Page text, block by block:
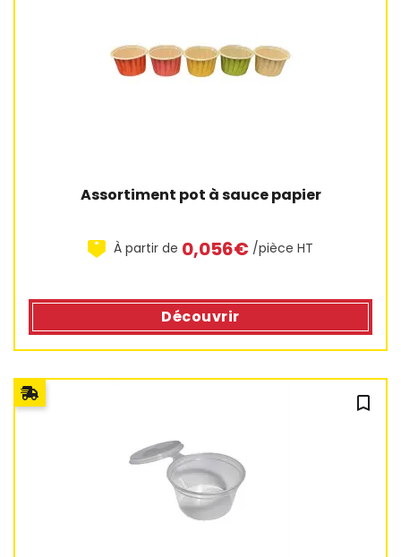
Assortiment pot à sauce papier
À partir de 0,056€ /pièce HT
Découvrir
bookmark_outline